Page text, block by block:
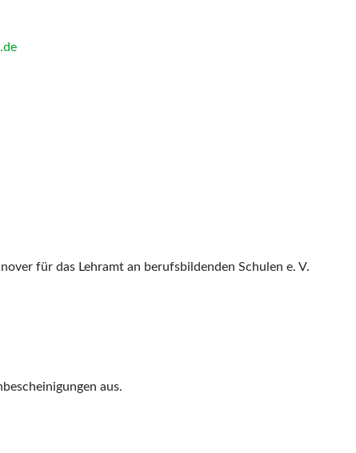
für das Lehramt an berufsbildenden Schulen e. V.
aus.